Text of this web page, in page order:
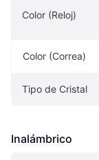
Color (Reloj)
Color (Correa)
Tipo de Cristal
Inalámbrico